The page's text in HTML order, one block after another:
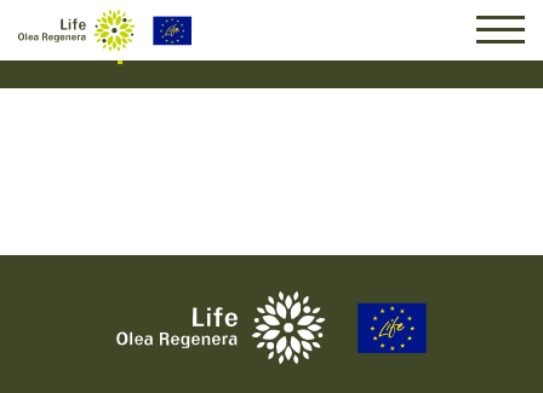
Suscripción #14834